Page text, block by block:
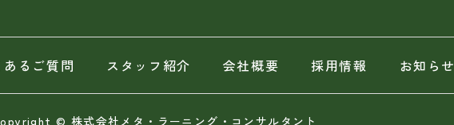
あるご質問 スタッフ紹介 会社概要 採用情報 お知らせ
© 株式会社メタ・ラーニング・コンサルタント